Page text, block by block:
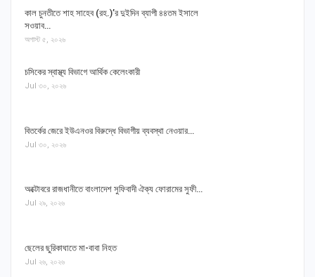
কাল চুনতীতে শাহ সাহেব (রহ.)’র দুইদিন ব্যাপী ৪৪তম ইসালে
সওয়াব…
অগাস্ট ৫, ২০২৬
চসিকের স্বাস্থ্য বিভাগে আর্থিক কেলেংকারী
Jul ৩০, ২০২৬
বিতর্কের জেরে ইউএনওর বিরুদ্ধে বিভাগীয় ব্যবস্থা নেওয়ার…
Jul ৩০, ২০২৬
অক্টোবরে রাজধানীতে বাংলাদেশ সুফিবাদী ঐক্য ফোরামের সুফী…
Jul ২৯, ২০২৬
ছেলের ছুরিকাঘাতে মা-বাবা নিহত
Jul ২৬, ২০২৬